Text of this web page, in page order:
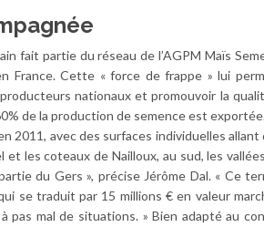
fait partie du réseau de l’AGPM Maïs
France. Cette « force de frappe » lui
nationaux et promouvoir la
de la production de semence est
2011, avec des surfaces individuelles allant
et les coteaux de Nailloux, au sud, les
du Gers », précise Jérôme Dal. « Ce
se traduit par 15 millions € en valeur
pas mal de situations. » Bien adapté au